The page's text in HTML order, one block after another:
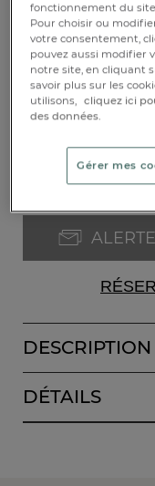
FR
BE
Caractéristique :
Drap de plage
100x180cm
DESCRIPTION
DÉTAILS
fonctionnement du
Pour choisir ou
votre consentement,
pouvez aussi modifier
notre site, en cliquant
savoir plus sur les
utilisons, cliquez ici
des données.
Gérer mes